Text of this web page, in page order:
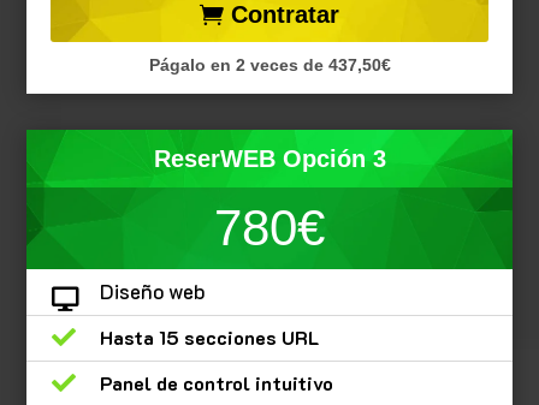
Contratar
Págalo en 2 veces de 437,50€
ReserWEB Opción 3
780€
 Diseño web

Hasta 15 secciones URL

Panel de control intuitivo